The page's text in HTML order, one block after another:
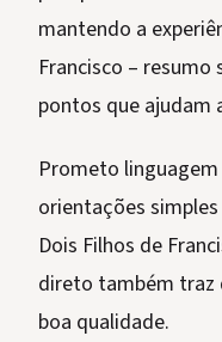
mantendo a
Francisco –
pontos que ajudam
Prometo
orientações
Dois Filhos de
direto também traz
boa qualidade.